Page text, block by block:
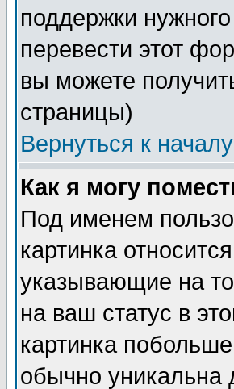
поддержки
перевести этот
вы можете
страницы)
Вернуться к началу
Как я могу
Под именем
картинка
указывающие на
на ваш статус в
картинка
обычно уникальна